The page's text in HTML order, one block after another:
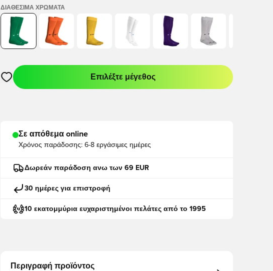
ΔΙΑΘΈΣΙΜΑ ΧΡΏΜΑΤΑ
Ανοίγει ένα Modal για να συνδεθείτε ή να εγγραφείτε ως μέλος
Επιλέξτε μέγεθος
Σε απόθεμα online
Χρόνος παράδοσης: 6-8 εργάσιμες ημέρες
Δωρεάν παράδοση ανω των 69 EUR
30 ημέρες για επιστροφή
10 εκατομμύρια ευχαριστημένοι πελάτες από το 1995
Περιγραφή προϊόντος